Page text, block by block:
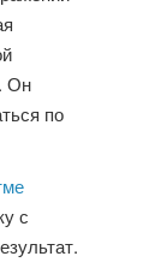
Он
по
с